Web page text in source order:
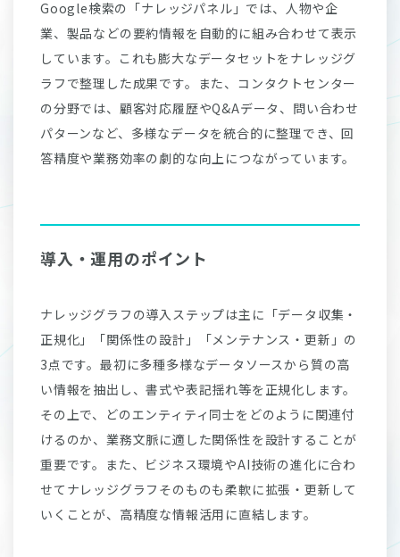
Google検索の「ナレッジパネル」では、人物や企
業、製品などの要約情報を自動的に組み合わせて表示
しています。これも膨大なデータセットをナレッジグ
ラフで整理した成果です。また、コンタクトセンター
の分野では、顧客対応履歴やQ&Aデータ、問い合わせ
パターンなど、多様なデータを統合的に整理でき、回
答精度や業務効率の劇的な向上につながっています。
導入・運用のポイント
ナレッジグラフの導入ステップは主に「データ収集・
正規化」「関係性の設計」「メンテナンス・更新」の
3点です。最初に多種多様なデータソースから質の高
い情報を抽出し、書式や表記揺れ等を正規化します。
その上で、どのエンティティ同士をどのように関連付
けるのか、業務文脈に適した関係性を設計することが
重要です。また、ビジネス環境やAI技術の進化に合わ
せてナレッジグラフそのものも柔軟に拡張・更新して
いくことが、高精度な情報活用に直結します。